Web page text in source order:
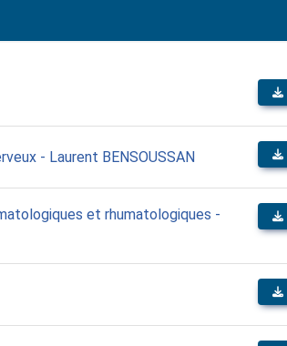
- Laurent BENSOUSSAN
et rhumatologiques -